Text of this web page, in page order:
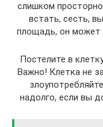
слишком
встать, сесть,
площадь, он может
Постелите в
Важно! Клетка не
надолго, если вы